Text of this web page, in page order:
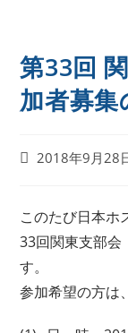
第33回
加者募集
2018年9月28
このたび日本ホ
33回関東支部会
す。
参加希望の方は